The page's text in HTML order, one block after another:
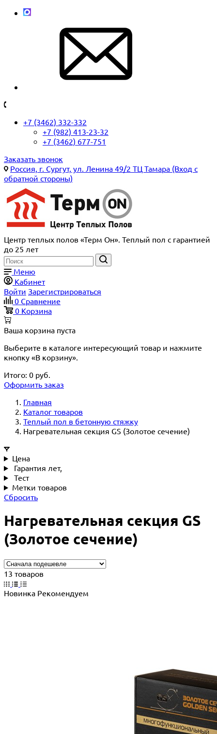
+7 (3462) 332-332
+7 (982) 413-23-32
+7 (3462) 677-751
Заказать звонок
Россия, г. Сургут, ул. Ленина 49/2 ТЦ Тамара (Вход с
обратной стороны)
Центр теплых полов «Терм Он». Теплый пол с гарантией
до 25 лет
Меню
Кабинет
Войти Зарегистрироваться
0 Сравнение
0 Корзина
Ваша корзина пуста
Выберите в каталоге интересующий товар и нажмите
кнопку «В корзину».
Итого: 0 руб.
Оформить заказ
Главная
Каталог товаров
Теплый пол в бетонную стяжку
Нагревательная секция GS (Золотое сечение)
Цена
Гарантия лет,
Тест
Метки товаров
Сбросить
Нагревательная секция GS
(Золотое сечение)
13 товаров
Новинка Рекомендуем